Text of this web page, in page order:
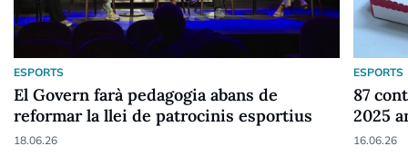
ESPORTS
El Govern farà pedagogia abans de
reformar la llei de patrocinis esportius
18.06.26
ESPORTS
87
2025
16.06.26